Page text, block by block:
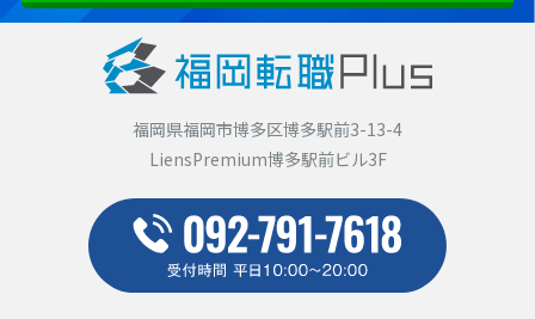
福岡県福岡市博多区博多駅前3-13-4
LiensPremium博多駅前ビル3F